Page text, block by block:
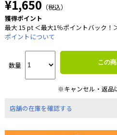
¥1,650 （税込）
獲得ポイント
最大 15 pt ＜最大1％ポイントバック！
ポイントについて
数量 この
※キャンセル・返品
店舗の在庫を確認する